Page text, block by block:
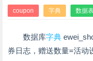
coupon 字典 数据
数据库字典
券日志，赠送数量=活动